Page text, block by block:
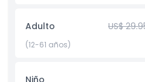
mismas cubiertas que los
imponentes torretas con
por el puente del capitán y
exhibiciones interactivas,
Adulto US$
(12-61 años)
Niño